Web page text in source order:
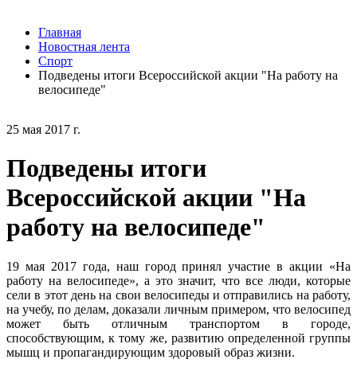
25 мая 2017 г.
Подведены итоги
Всероссийской акции "На
работу на велосипеде"
19 мая 2017 года, наш город принял участие в акции «На
работу на велосипеде», а это значит, что все люди, которые
сели в этот день на свои велосипеды и отправились на работу,
на учебу, по делам, доказали личным примером, что велосипед
может быть отличным транспортом в городе,
способствующим, к тому же, развитию определенной группы
мышц и пропагандирующим здоровый образ жизни.
Главная
Новостная лента
Спорт
Подведены итоги Всероссийской акции "На работу на
велосипеде"